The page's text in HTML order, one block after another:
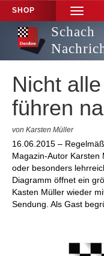
SHOP
TOGGLE
Schach
Nicht
führen
von Karsten Müller
16.06.2015 –
Magazin-Autor Karsten
oder besonders
Diagramm öffnet ein
Kasten Müller wieder
Sendung. Als Gast